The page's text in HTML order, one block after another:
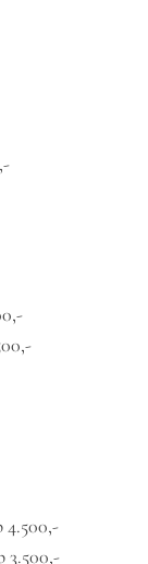
4.500,-
3.500,-